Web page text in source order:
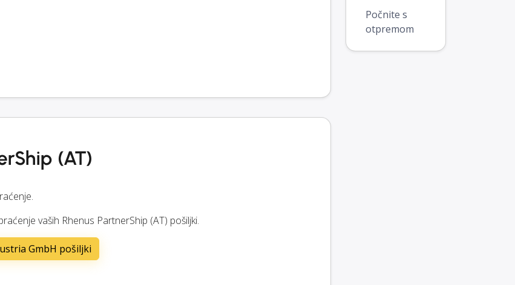
(AT)
vaših Rhenus PartnerShip (AT) pošiljki.
GmbH pošiljki
Počnite s
otpremom